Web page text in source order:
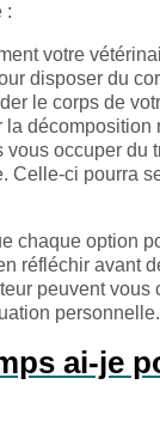
:
votre
disposer du
le corps de
la décomposition
vous occuper du
Celle-ci pourra
chaque option
réfléchir
peuvent
personnelle.
ai-je